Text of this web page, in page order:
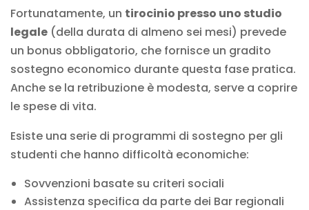
Fortunatamente, un tirocinio presso uno studio
legale (della durata di almeno sei mesi) prevede
un bonus obbligatorio, che fornisce un gradito
sostegno economico durante questa fase pratica.
Anche se la retribuzione è modesta, serve a coprire
le spese di vita.
Esiste una serie di programmi di sostegno per gli
studenti che hanno difficoltà economiche:
Sovvenzioni basate su criteri sociali
Assistenza specifica da parte dei Bar regionali